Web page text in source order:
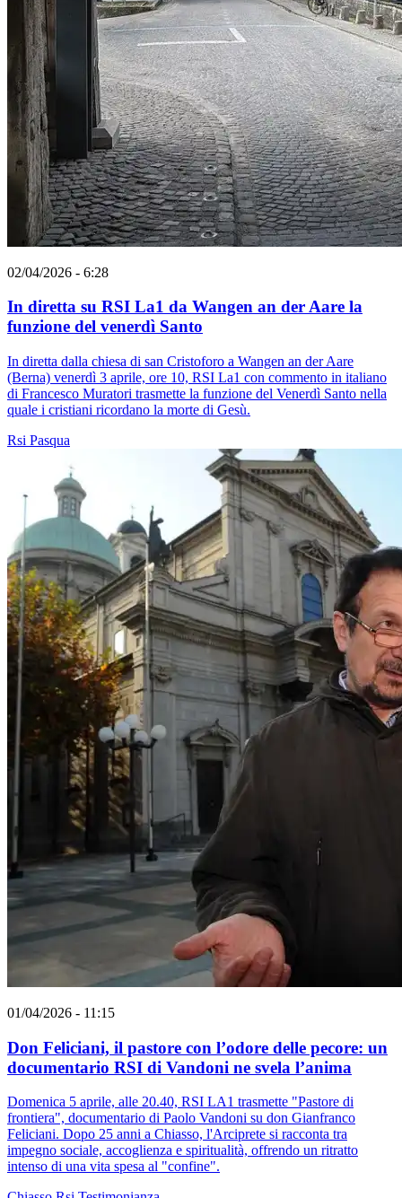
02/04/2026 - 6:28
In diretta su RSI La1 da Wangen an der Aare la
funzione del venerdì Santo
In diretta dalla chiesa di san Cristoforo a Wangen an der Aare
(Berna) venerdì 3 aprile, ore 10, RSI La1 con commento in italiano
di Francesco Muratori trasmette la funzione del Venerdì Santo nella
quale i cristiani ricordano la morte di Gesù.
Rsi Pasqua
01/04/2026 - 11:15
Don Feliciani, il pastore con l’odore delle pecore: un
documentario RSI di Vandoni ne svela l’anima
Domenica 5 aprile, alle 20.40, RSI LA1 trasmette "Pastore di
frontiera", documentario di Paolo Vandoni su don Gianfranco
Feliciani. Dopo 25 anni a Chiasso, l'Arciprete si racconta tra
impegno sociale, accoglienza e spiritualità, offrendo un ritratto
intenso di una vita spesa al "confine".